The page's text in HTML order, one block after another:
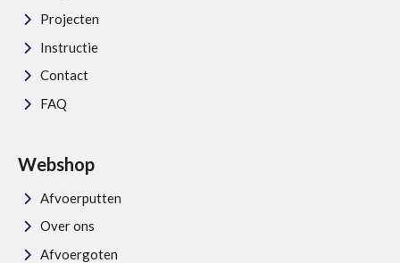
Projecten
Instructie
Contact
FAQ
Webshop
Afvoerputten
Over ons
Afvoergoten